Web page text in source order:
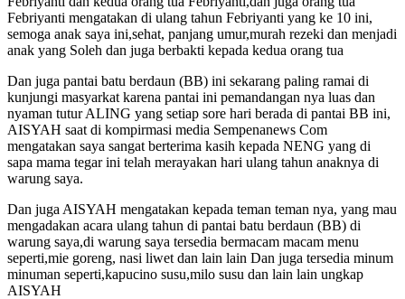
Febriyanti mengatakan di ulang tahun Febriyanti yang ke 10 ini,
semoga anak saya ini,sehat, panjang umur,murah rezeki dan menjadi
anak yang Soleh dan juga berbakti kepada kedua orang tua
Dan juga pantai batu berdaun (BB) ini sekarang paling ramai di
kunjungi masyarkat karena pantai ini pemandangan nya luas dan
nyaman tutur ALING yang setiap sore hari berada di pantai BB ini,
AISYAH saat di kompirmasi media Sempenanews Com
mengatakan saya sangat berterima kasih kepada NENG yang di
sapa mama tegar ini telah merayakan hari ulang tahun anaknya di
warung saya.
Dan juga AISYAH mengatakan kepada teman teman nya, yang mau
mengadakan acara ulang tahun di pantai batu berdaun (BB) di
warung saya,di warung saya tersedia bermacam macam menu
seperti,mie goreng, nasi liwet dan lain lain Dan juga tersedia minum
minuman seperti,kapucino susu,milo susu dan lain lain ungkap
AISYAH